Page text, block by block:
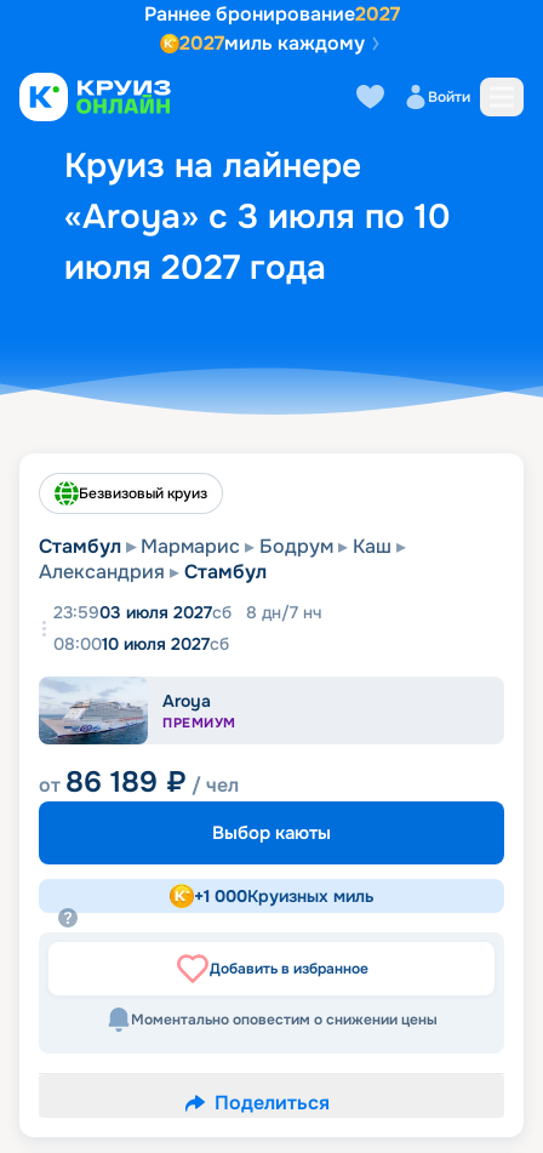
Раннее бронирование2027
2027миль каждому
Войти
Круиз на лайнере
«Aroya» с 3 июля по 10
июля 2027 года
Выбор кают Маршрут и
Безвизовый круиз
Стамбул Мармарис Бодрум
Каш
Александрия
Стамбул
23:5903 июля 2027сб 8 дн/7 нч
08:0010 июля 2027сб
Aroya
ПРЕМИУМ
от 86 189 ₽ / чел
Выбор каюты
+1 000Круизных миль
Добавить в избранное
Моментально оповестим о снижении цены
Поделиться